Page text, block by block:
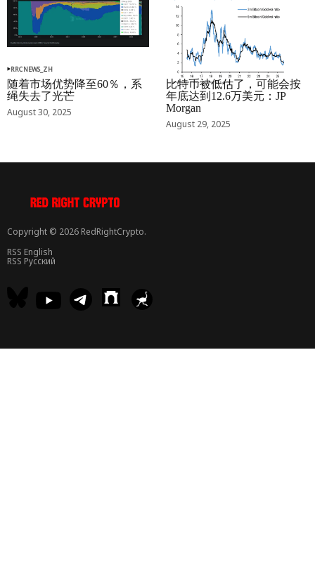
RRCNEWS_ZH
随着市场优势降至60％，系
绳失去了光芒
August 30, 2025
RRCNEWS_ZH
比特币被低估了，可能会按
年底达到12.6万美元：JP
Morgan
August 29, 2025
Copyright © 2026 RedRightCrypto.
RSS English
RSS Русский